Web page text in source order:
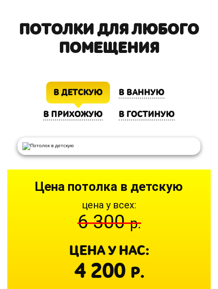
ПОТОЛКИ ДЛЯ ЛЮБОГО
ПОМЕЩЕНИЯ
В ДЕТСКУЮ В ВАННУЮ
В ПРИХОЖУЮ В ГОСТИНУЮ
Цена потолка в детскую
цена у всех:
6 300р.
ЦЕНА У НАС:
4 200 Р.